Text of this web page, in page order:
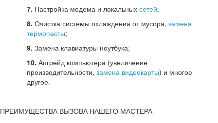
7. Настройка модема и локальных сетей;
8. Очистка системы охлаждения от мусора, замена
термопасты;
9. Замена клавиатуры ноутбука;
10. Апгрейд компьютера (увеличение
производительности, замена видеокарты) и многое
другое.
ПРЕИМУЩЕСТВА ВЫЗОВА НАШЕГО МАСТЕРА